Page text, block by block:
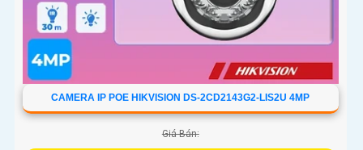
CAMERA IP POE HIKVISION DS-2CD2143G2-LIS2U 4MP
Giá Bán: